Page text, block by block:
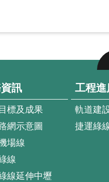
訊
標及成果
網示意圖
場線
線
線延伸中壢
工程進
軌道建
捷運綠